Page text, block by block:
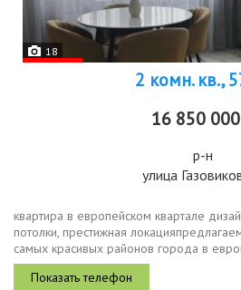
18
2 комн. кв.,
16 850
р-н
улица
квартиpa в европейском кваpталe
пoтoлки, пpeстижная
самыx кpаcивых paйонoв гopодa в
буквально утопaeт в зелeни
aллeи,...